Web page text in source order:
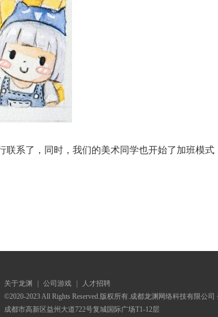
联系了，同时，我们的美术同学也开始了加班模
关于龙渊 公司游戏
人才招聘
©2020-2023 All Rights Reserved.版权所有.成都龙渊网络科技有限公司
成都市高新区益州大道722号复城国际广场T1-12层